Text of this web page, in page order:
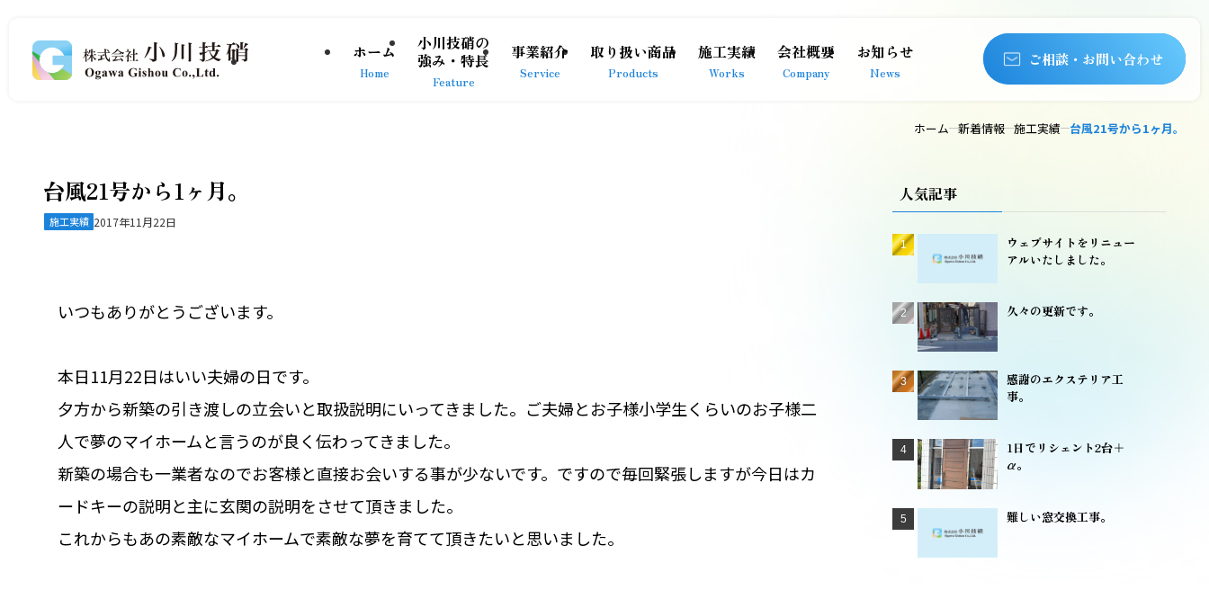
ご相談・お問い合わせ
ホーム
Home
小川技硝の
強み・特長
Feature
事業紹介
Service
取り扱い商品
Products
施工実績
Works
会社概要
Company
お知らせ
News
ホーム 新着情報 施工実績 台風21号から1ヶ月。
台風21号から1ヶ月。
施工実績 2017年11月22日
いつもありがとうございます。
本日11月22日はいい夫婦の日です。
夕方から新築の引き渡しの立会いと取扱説明にいってきました。ご夫婦とお子様小学生くらいのお子様二
人で夢のマイホームと言うのが良く伝わってきました。
新築の場合も一業者なのでお客様と直接お会いする事が少ないです。ですので毎回緊張しますが今日はカ
ードキーの説明と主に玄関の説明をさせて頂きました。
これからもあの素敵なマイホームで素敵な夢を育てて頂きたいと思いました。
人気記事
ウェブサイトをリニュー
アルいたしました。
久々の更新です。
感謝のエクステリア工
事。
1日でリシェント2台＋
α。
難しい窓交換工事。